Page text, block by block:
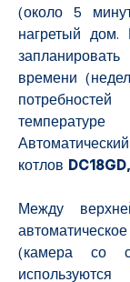
(около 5
нагретый дом.
времени
котлов
Между
(камера со